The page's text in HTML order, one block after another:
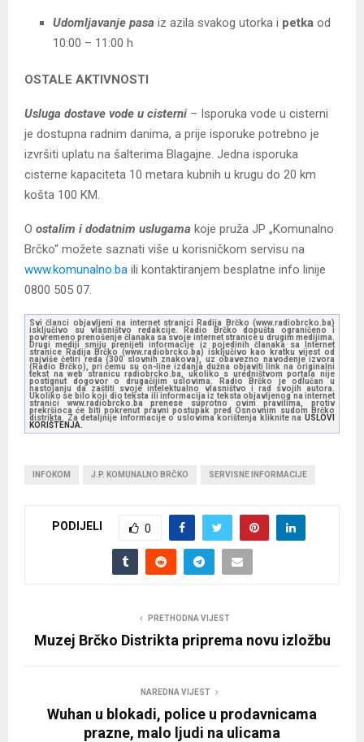
Udomljavanje pasa iz azila svakog utorka i petka od
10:00 – 11:00 h
OSTALE AKTIVNOSTI
Usluga dostave vode u cisterni – Isporuka vode u cisterni
je dostupna radnim danima, a prije isporuke potrebno je
izvršiti uplatu na šalterima Blagajne. Jedna isporuka
cisterne kapaciteta 10 metara kubnih u krugu do 20 km
košta 100 KM.
O ostalim i dodatnim uslugama koje pruža JP „Komunalno
Brčko“ možete saznati više u korisničkom servisu na
www.komunalno.ba ili kontaktiranjem besplatne info linije
0800 505 07.
Svi članci objavljeni na internet stranici Radija Brčko (www.radiobrcko.ba)
isključivo su vlasništvo redakcije. Radio Brčko dopušta ograničeno i
povremeno prenošenje članaka sa svoje internet stranice u drugim medijima.
Drugi mediji smiju prenijeti informacije iz pojedinih članaka sa Internet
stranice Radija Brčko (www.radiobrcko.ba) isključivo kao kratku vijest od
najviše četiri reda (300 slovnih znakova), uz obavezno navođenje izvora
(Radio Brčko), pri čemu su on-line izdanja dužna objaviti link na originalni
tekst na web stranicu radiobrcko.ba, ukoliko s uredništvom portala nije
postignut dogovor o drugačijim uslovima. Radio Brčko je odlučan u
nastojanju da zaštiti svoje intelektualno vlasništvo i rad svojih autora.
Ukoliko se bilo koji dio teksta ili informacija iz teksta objavljenog na internet
stranici www.radiobrcko.ba prenese suprotno ovim pravilima, protiv
prekršioca će biti pokrenut pravni postupak pred Osnovnim sudom Brčko
distrikta. Za detaljnije informacije o uslovima korištenja kliknite na USLOVI
KORIŠTENJA.
INFOKOM J.P. KOMUNALNO BRČKO SERVISNE INFORMACIJE
PODIJELI 0
PRETHODNA VIJEST
Muzej Brčko Distrikta priprema novu izložbu
NAREDNA VIJEST
Wuhan u blokadi, police u prodavnicama
prazne, malo ljudi na ulicama